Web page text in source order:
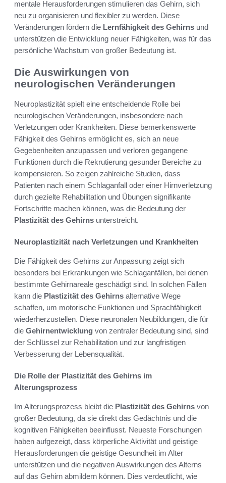
mentale Herausforderungen stimulieren das Gehirn, sich
neu zu organisieren und flexibler zu werden. Diese
Veränderungen fördern die Lernfähigkeit des Gehirns und
unterstützen die Entwicklung neuer Fähigkeiten, was für das
persönliche Wachstum von großer Bedeutung ist.
Die Auswirkungen von
neurologischen Veränderungen
Neuroplastizität spielt eine entscheidende Rolle bei
neurologischen Veränderungen, insbesondere nach
Verletzungen oder Krankheiten. Diese bemerkenswerte
Fähigkeit des Gehirns ermöglicht es, sich an neue
Gegebenheiten anzupassen und verloren gegangene
Funktionen durch die Rekrutierung gesunder Bereiche zu
kompensieren. So zeigen zahlreiche Studien, dass
Patienten nach einem Schlaganfall oder einer Hirnverletzung
durch gezielte Rehabilitation und Übungen signifikante
Fortschritte machen können, was die Bedeutung der
Plastizität des Gehirns unterstreicht.
Neuroplastizität nach Verletzungen und Krankheiten
Die Fähigkeit des Gehirns zur Anpassung zeigt sich
besonders bei Erkrankungen wie Schlaganfällen, bei denen
bestimmte Gehirnareale geschädigt sind. In solchen Fällen
kann die Plastizität des Gehirns alternative Wege
schaffen, um motorische Funktionen und Sprachfähigkeit
wiederherzustellen. Diese neuronalen Neubildungen, die für
die Gehirnentwicklung von zentraler Bedeutung sind, sind
der Schlüssel zur Rehabilitation und zur langfristigen
Verbesserung der Lebensqualität.
Die Rolle der Plastizität des Gehirns im
Alterungsprozess
Im Alterungsprozess bleibt die Plastizität des Gehirns von
großer Bedeutung, da sie direkt das Gedächtnis und die
kognitiven Fähigkeiten beeinflusst. Neueste Forschungen
haben aufgezeigt, dass körperliche Aktivität und geistige
Herausforderungen die geistige Gesundheit im Alter
unterstützen und die negativen Auswirkungen des Alterns
auf das Gehirn abmildern können. Dies verdeutlicht, wie